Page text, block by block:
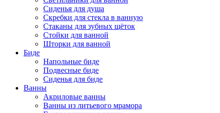
Сиденья для душа
Скребки для стекла в ванную
Стаканы для зубных щёток
Стойки для ванной
Шторки для ванной
Биде
Напольные биде
Подвесные биде
Сиденья для биде
Ванны
Акриловые ванны
Ванны из литьевого мрамора